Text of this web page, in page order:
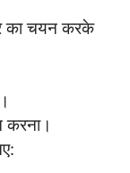
का चयन करके
करना।